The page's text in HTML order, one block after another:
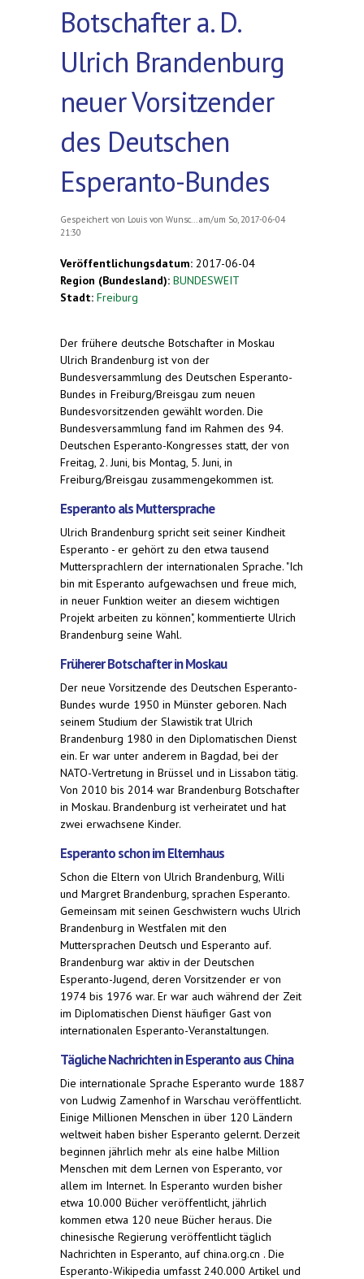
Botschafter a. D.
Ulrich Brandenburg
neuer Vorsitzender
des Deutschen
Esperanto-Bundes
Gespeichert von Louis von Wunsc...
am/um So, 2017-06-04
21:30
Veröffentlichungsdatum: 2017-06-04
Region (Bundesland): BUNDESWEIT
Stadt: Freiburg
Der frühere deutsche Botschafter in Moskau
Ulrich Brandenburg ist von der
Bundesversammlung des Deutschen Esperanto-
Bundes in Freiburg/Breisgau zum neuen
Bundesvorsitzenden gewählt worden. Die
Bundesversammlung fand im Rahmen des 94.
Deutschen Esperanto-Kongresses statt, der von
Freitag, 2. Juni, bis Montag, 5. Juni, in
Freiburg/Breisgau zusammengekommen ist.
Esperanto als Muttersprache
Ulrich Brandenburg spricht seit seiner Kindheit
Esperanto - er gehört zu den etwa tausend
Muttersprachlern der internationalen Sprache. "Ich
bin mit Esperanto aufgewachsen und freue mich,
in neuer Funktion weiter an diesem wichtigen
Projekt arbeiten zu können", kommentierte Ulrich
Brandenburg seine Wahl.
Früherer Botschafter in Moskau
Der neue Vorsitzende des Deutschen Esperanto-
Bundes wurde 1950 in Münster geboren. Nach
seinem Studium der Slawistik trat Ulrich
Brandenburg 1980 in den Diplomatischen Dienst
ein. Er war unter anderem in Bagdad, bei der
NATO-Vertretung in Brüssel und in Lissabon tätig.
Von 2010 bis 2014 war Brandenburg Botschafter
in Moskau. Brandenburg ist verheiratet und hat
zwei erwachsene Kinder.
Esperanto schon im Elternhaus
Schon die Eltern von Ulrich Brandenburg, Willi
und Margret Brandenburg, sprachen Esperanto.
Gemeinsam mit seinen Geschwistern wuchs Ulrich
Brandenburg in Westfalen mit den
Muttersprachen Deutsch und Esperanto auf.
Brandenburg war aktiv in der Deutschen
Esperanto-Jugend, deren Vorsitzender er von
1974 bis 1976 war. Er war auch während der Zeit
im Diplomatischen Dienst häufiger Gast von
internationalen Esperanto-Veranstaltungen.
Tägliche Nachrichten in Esperanto aus China
Die internationale Sprache Esperanto wurde 1887
von Ludwig Zamenhof in Warschau veröffentlicht.
Einige Millionen Menschen in über 120 Ländern
weltweit haben bisher Esperanto gelernt. Derzeit
beginnen jährlich mehr als eine halbe Million
Menschen mit dem Lernen von Esperanto, vor
allem im Internet. In Esperanto wurden bisher
etwa 10.000 Bücher veröffentlicht, jährlich
kommen etwa 120 neue Bücher heraus. Die
chinesische Regierung veröffentlicht täglich
Nachrichten in Esperanto, auf china.org.cn . Die
Esperanto-Wikipedia umfasst 240.000 Artikel und